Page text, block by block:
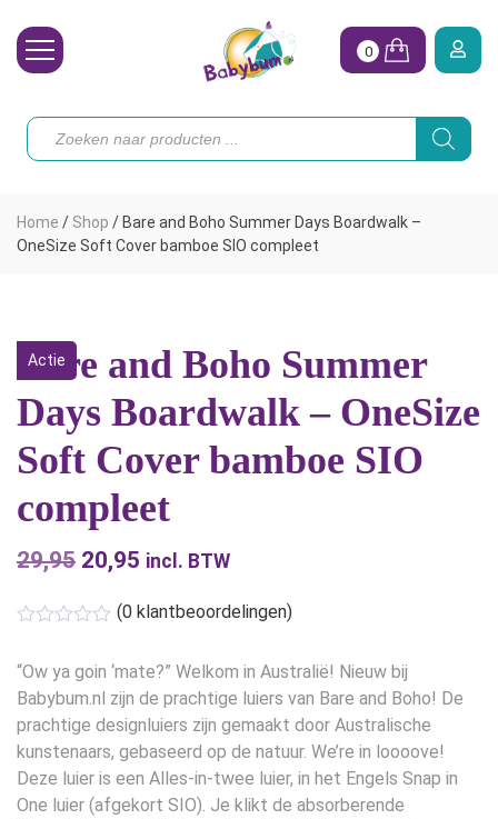
Toebehoren
Vrouw
Onze merken
0
Producten
zoeken
Home / Shop / Bare and Boho Summer Days Boardwalk –
OneSize Soft Cover bamboe SIO compleet
Actie
Bare and Boho Summer
Days Boardwalk – OneSize
Soft Cover bamboe SIO
compleet
29,95 Oorspronkelijke
was:
€29,95.
20,95 Huidige
€20,95.
incl. BTW
(0 klantbeoordelingen)
“Ow ya goin ‘mate?” Welkom in Australië! Nieuw bij
Babybum.nl zijn de prachtige luiers van Bare and Boho! De
prachtige designluiers zijn gemaakt door Australische
kunstenaars, gebaseerd op de natuur. We’re in loooove!
Deze luier is een Alles-in-twee luier, in het Engels Snap in
One luier (afgekort SIO). Je klikt de absorberende